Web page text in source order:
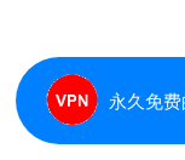
永久免